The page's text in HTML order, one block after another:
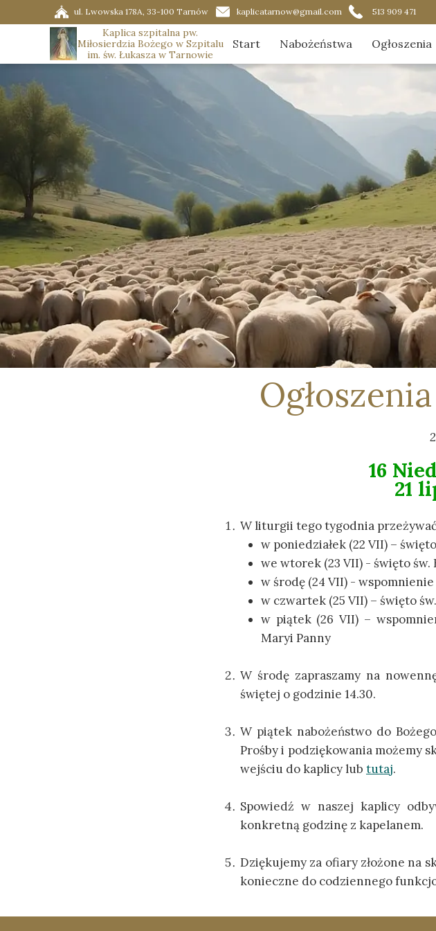
kaplicatarnow@gmail.com
ul. Lwowska 178A, 33-100 Tarnów 513 909 471
Kaplica szpitalna pw.
Miłosierdzia Bożego w Szpitalu
im. św. Łukasza w Tarnowie
Start Nabożeństwa
Adoracja Najświętszego
Grafik czytania na Mszach
Ogłoszenia
16
21
W liturgii tego tygodnia
w poniedziałek (22 VII) –
we wtorek (23 VII) - święto
w środę (24 VII) -
w czwartek (25 VII) – święto
w piątek (26 VII) –
Maryi Panny
W środę zapraszamy na
świętej o godzinie 14.30.
W piątek nabożeństwo do
Prośby i podziękowania możemy
wejściu do kaplicy lub tutaj.
Spowiedź w naszej kaplicy
konkretną godzinę z kapelanem.
Dziękujemy za ofiary złożone na
konieczne do codziennego